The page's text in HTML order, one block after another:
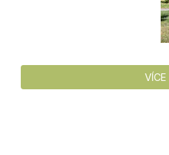
VÍCE